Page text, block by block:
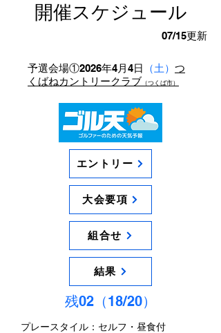
開催スケジュール
07/15更新​
予選会場①2026年4月4日 （土） つ
くばねカントリークラブ （つくば市）
エントリー
大会要項
組合せ
結果
残02（18/20）
プレースタイル：セルフ・昼食付